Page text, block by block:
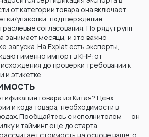
от категории товара она включает
упаковки, подтверждение
согласования. По ряду групп
занимает месяцы, и это важно
запуска. На Explat есть эксперты,
именно импорт в КНР: от
до проверки требований к
и этикетке.
товара из Китая? Цена
и кода товара, необходимости в
Пообщайтесь с исполнителем ― он
и тайминг еще до старта
стоимость на основе вашего